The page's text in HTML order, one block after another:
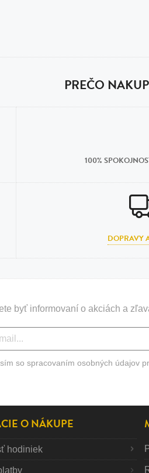
PREČO
100%
DOPRAVY
byť informovaní o akciách a
so spracovaním osobných údajov
O NÁKUPE
hodiniek